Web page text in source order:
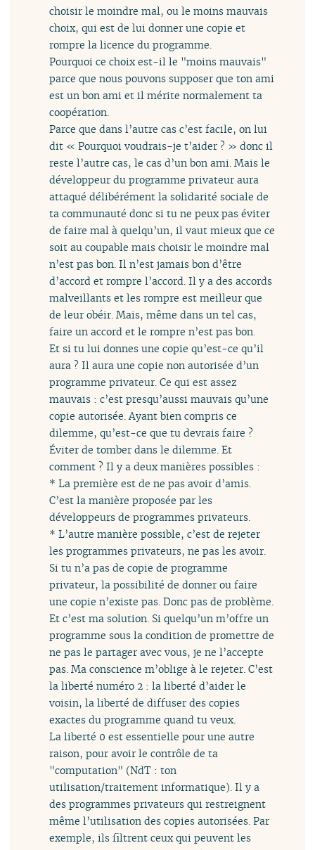
choisir le moindre mal, ou le moins mauvais
choix, qui est de lui donner une copie et
rompre la licence du programme.
Pourquoi ce choix est-il le "moins mauvais"
parce que nous pouvons supposer que ton ami
est un bon ami et il mérite normalement ta
coopération.
Parce que dans l’autre cas c’est facile, on lui
dit « Pourquoi voudrais-je t’aider ? » donc il
reste l’autre cas, le cas d’un bon ami. Mais le
développeur du programme privateur aura
attaqué délibérément la solidarité sociale de
ta communauté donc si tu ne peux pas éviter
de faire mal à quelqu’un, il vaut mieux que ce
soit au coupable mais choisir le moindre mal
n’est pas bon. Il n’est jamais bon d’être
d’accord et rompre l’accord. Il y a des accords
malveillants et les rompre est meilleur que
de leur obéir. Mais, même dans un tel cas,
faire un accord et le rompre n’est pas bon.
Et si tu lui donnes une copie qu’est-ce qu’il
aura ? Il aura une copie non autorisée d’un
programme privateur. Ce qui est assez
mauvais : c’est presqu’aussi mauvais qu’une
copie autorisée. Ayant bien compris ce
dilemme, qu’est-ce que tu devrais faire ?
Éviter de tomber dans le dilemme. Et
comment ? Il y a deux manières possibles :
* La première est de ne pas avoir d’amis.
C’est la manière proposée par les
développeurs de programmes privateurs.
* L’autre manière possible, c’est de rejeter
les programmes privateurs, ne pas les avoir.
Si tu n’a pas de copie de programme
privateur, la possibilité de donner ou faire
une copie n’existe pas. Donc pas de problème.
Et c’est ma solution. Si quelqu’un m’offre un
programme sous la condition de promettre de
ne pas le partager avec vous, je ne l’accepte
pas. Ma conscience m’oblige à le rejeter. C’est
la liberté numéro 2 : la liberté d’aider le
voisin, la liberté de diffuser des copies
exactes du programme quand tu veux.
La liberté 0 est essentielle pour une autre
raison, pour avoir le contrôle de ta
"computation" (NdT : ton
utilisation/traitement informatique). Il y a
des programmes privateurs qui restreignent
même l’utilisation des copies autorisées. Par
exemple, ils filtrent ceux qui peuvent les